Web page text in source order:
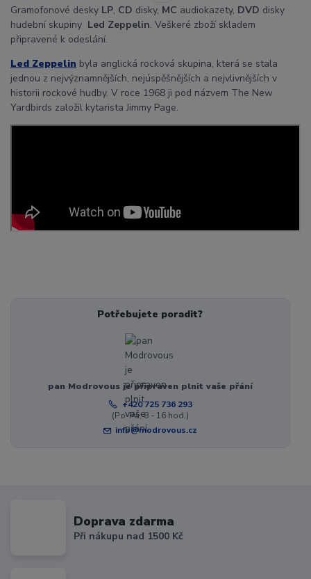
Gramofonové desky LP, CD disky, MC audiokazety, DVD disky
hudební skupiny Led Zeppelin. Veškeré zboží skladem
připravené k odeslání.
Led Zeppelin byla anglická rocková skupina, která se stala
jednou z nejvýznamnějších, nejúspěšnějších a nejvlivnějších v
historii rockové hudby. V roce 1968 ji pod názvem The New
Yardbirds založil kytarista Jimmy Page.
Potřebujete poradit?
pan Modrovous je připraven plnit vaše přání
+420 725 736 293
(Po-Pá, 8 - 16 hod.)
info@modrovous.cz
Doprava zdarma
Při nákupu nad 1500 Kč